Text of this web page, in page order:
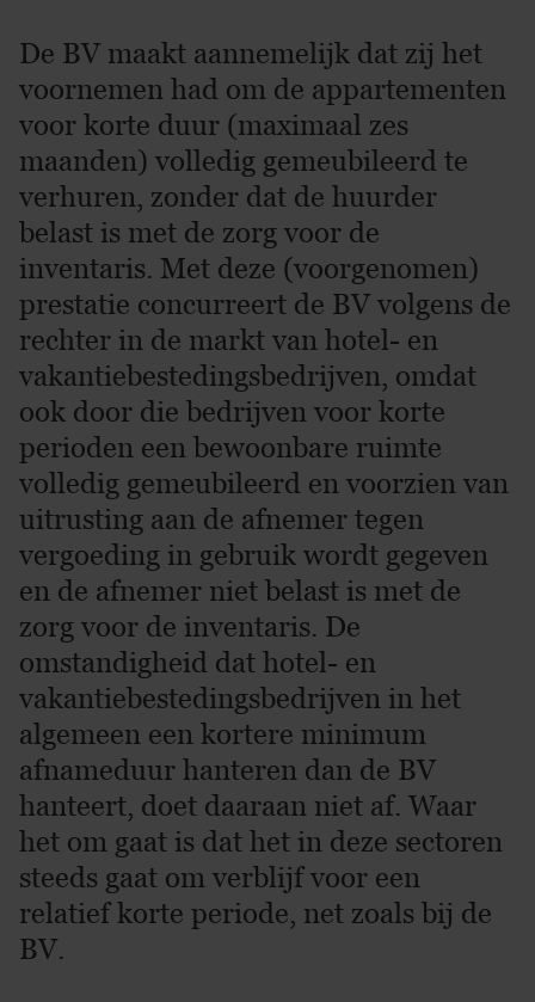
De BV maakt aannemelijk dat zij het
voornemen had om de appartementen
voor korte duur (maximaal zes
maanden) volledig gemeubileerd te
verhuren, zonder dat de huurder
belast is met de zorg voor de
inventaris. Met deze (voorgenomen)
prestatie concurreert de BV volgens de
rechter in de markt van hotel- en
vakantiebestedingsbedrijven, omdat
ook door die bedrijven voor korte
perioden een bewoonbare ruimte
volledig gemeubileerd en voorzien van
uitrusting aan de afnemer tegen
vergoeding in gebruik wordt gegeven
en de afnemer niet belast is met de
zorg voor de inventaris. De
omstandigheid dat hotel- en
vakantiebestedingsbedrijven in het
algemeen een kortere minimum
afnameduur hanteren dan de BV
hanteert, doet daaraan niet af. Waar
het om gaat is dat het in deze sectoren
steeds gaat om verblijf voor een
relatief korte periode, net zoals bij de
BV.